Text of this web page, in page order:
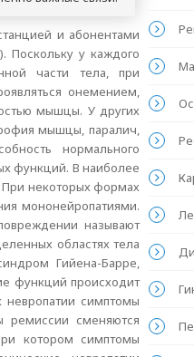
и абонентами
Поскольку у каждого
части тела, при
онемением,
мышцы. У других
мышцы, паралич,
нормального
функций. В наиболее
При некоторых формах
мононейропатиями.
называют
областях тела
Гийена-Барре,
функций происходит
симптомы
ремиссии сменяются
котором симптомы